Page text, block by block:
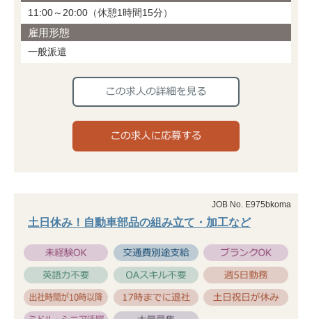
11:00～20:00（休憩1時間15分）
雇用形態
一般派遣
JOB No. E975bkoma
土日休み！自動車部品の組み立て・加工など